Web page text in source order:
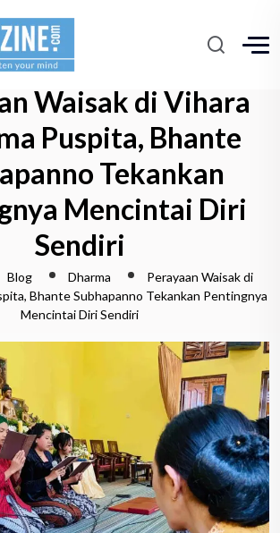
Waisak di Vihara
Puspita, Bhante
Tekankan
Mencintai Diri
Sendiri
Blog Dharma
Perayaan Waisak di
Bhante Subhapanno Tekankan Pentingnya
Mencintai Diri Sendiri